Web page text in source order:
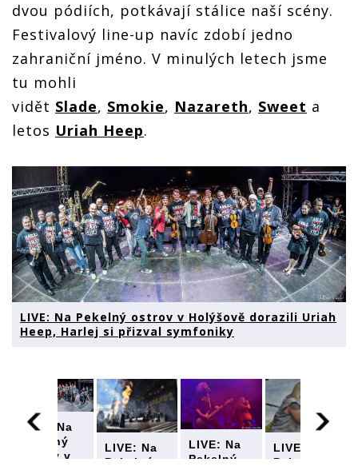
dvou pódiích, potkávají stálice naší scény.
Festivalový line-up navíc zdobí jedno
zahraniční jméno. V minulých letech jsme
tu mohli
vidět Slade, Smokie, Nazareth, Sweet a
letos Uriah Heep.
LIVE: Na Pekelný ostrov v Holýšově dorazili Uriah
Heep, Harlej si přizval symfoniky
LIVE: Na
Pekelný
ostrov v
LIVE: Na
Pekelný
LIVE: Na
Pekelný
LIVE: Na
Pekelný